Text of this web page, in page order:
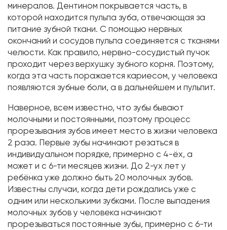
минералов. Дентином покрывается часть, в
которой находится пульпа зуба, отвечающая за
питание зубной ткани. С помощью нервных
окончаний и сосудов пульпа соединяется с тканями
челюсти. Как правило, нервно-сосудистый пучок
проходит через верхушку зубного корня. Поэтому,
когда эта часть поражается кариесом, у человека
появляются зубные боли, а в дальнейшем и пульпит.
Наверное, всем известно, что зубы бывают
молочными и постоянными, поэтому процесс
прорезывания зубов имеет место в жизни человека
2 раза. Первые зубы начинают резаться в
индивидуальном порядке, примерно с 4-ёх, а
может и с 6-ти месяцев жизни. До 2-ух лет у
ребёнка уже должно быть 20 молочных зубов.
Известны случаи, когда дети рождались уже с
одним или несколькими зубками. После выпадения
молочных зубов у человека начинают
прорезываться постоянные зубы, примерно с 6-ти